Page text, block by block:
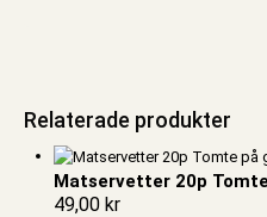
Relaterade produkter
Matservetter 20p
49,00 kr